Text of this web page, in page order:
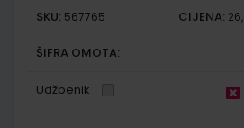
SKU: 567765 CIJENA:
ŠIFRA OMOTA:
Udžbenik